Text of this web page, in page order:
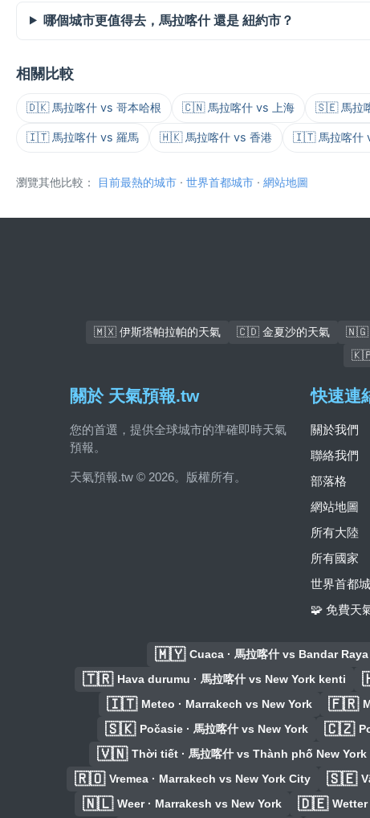
哪個城市更值得去，馬拉喀什 還是 紐約市？
相關比較
🇩🇰 馬拉喀什 vs 哥本哈根 🇨🇳 馬拉喀什 vs 上海 🇸🇪 馬拉
🇮🇹 馬拉喀什 vs 羅馬 🇭🇰 馬拉喀什 vs 香港 🇮🇹 馬拉喀什
瀏覽其他比較： 目前最熱的城市 · 世界首都城市 · 網站地圖
🇲🇽 伊斯塔帕拉帕的天氣 🇨🇩 金夏沙的天氣 🇳🇬
🇰🇵
關於 天氣預報.tw
您的首選，提供全球城市的準確即時天氣
預報。
天氣預報.tw © 2026。版權所有。
快速連
關於我們
聯絡我們
部落格
網站地圖
所有大陸
所有國家
世界首都
🧩 免費天
🇲🇾 Cuaca · 馬拉喀什 vs Bandar
🇹🇷 Hava durumu · 馬拉喀什 vs New York kenti
🇮🇹 Meteo · Marrakech vs New York 🇫🇷
🇸🇰 Počasie · 馬拉喀什 vs New York 🇨🇿
🇻🇳 Thời tiết · 馬拉喀什 vs Thành phố New York
🇷🇴 Vremea · Marrakech vs New York City 🇸🇪
🇳🇱 Weer · Marrakesh vs New York 🇩🇪 Wetter